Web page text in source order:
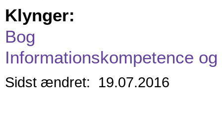
Klynger:
Bog
Informationskompetence
Sidst ændret: 19.07.2016